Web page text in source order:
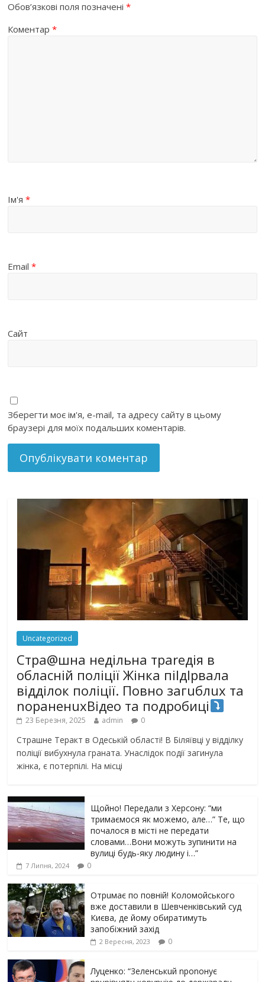
Обов’язкові поля позначені*
Коментар*
Ім'я*
Email*
Сайт
Зберегти моє ім'я, e-mail, та адресу сайту в цьому
браузері для моїх подальших коментарів.
Uncategorized
Стра@шна недільна траrедія в
обласній поліції Жінка піlдlрвала
відділок поліції. Повно загuблuх та
nораненuхВідео та подробиці
23 Березня, 2025 admin 0
Страшне Теракт в Одеській області! В Біляївці у відділку
поліції вибухнула граната. Унаслідок події загинула
жінка, є потерпілі. На місці
Щойно! Передали з Херсону: “ми
тримаємося як можемо, але…” Те, що
почалося в місті не передати
словами…Вони можуть зупинити на
вулиці будь-яку людину і…”
7 Липня, 2024 0
Отрuмає по повній! Коломойського
вже доставили в Шевченківський суд
Києва, де йому обиратимуть
запобіжний захід
2 Вересня, 2023 0
Луцeнкo: “3eлeнcькuй nponoнує